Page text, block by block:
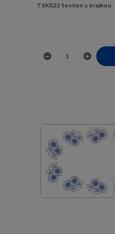
TSK523 tesilen s krajkou